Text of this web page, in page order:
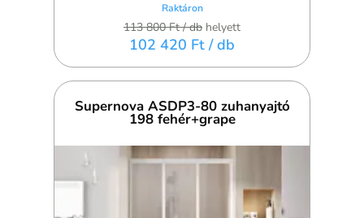
Raktáron
113 800 Ft/ db helyett
102 420 Ft / db
Supernova ASDP3-80 zuhanyajtó
198 fehér+grape